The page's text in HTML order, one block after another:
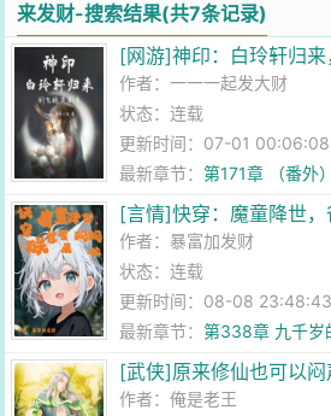
来发财-搜索结果(共7条记录)
[网游]神印：白玲轩归
作者：一一一起发大财
状态：连载
更新时间：07-01 00:06:08
最新章节：第171章 （番外
[言情]快穿：魔童降世
作者： 暴富加发财
状态：连载
更新时间：08-08 23:48:43
最新章节：第338章 九千岁
[武侠]原来修仙也可以
作者：俺是老王